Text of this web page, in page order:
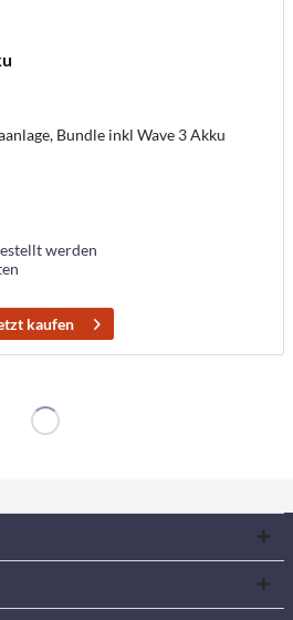
Bundle inkl Wave 3 Akku
werden
kaufen